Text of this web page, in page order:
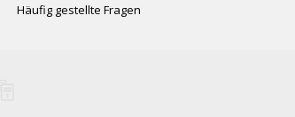
Häufig gestellte Fragen